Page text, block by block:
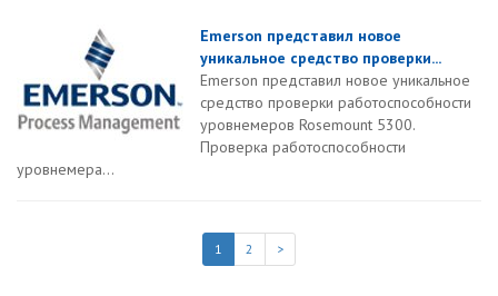
Emerson представил новое
уникальное средство проверки...
Emerson представил новое уникальное
средство проверки работоспособности
уровнемеров Rosemount 5300.
Проверка работоспособности
уровнемера...
1 2 >